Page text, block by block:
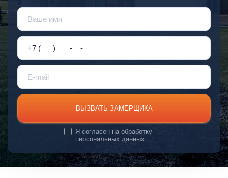
ВЫЗВАТЬ ЗАМЕРЩИКА
Я согласен наобработку
персональных данных